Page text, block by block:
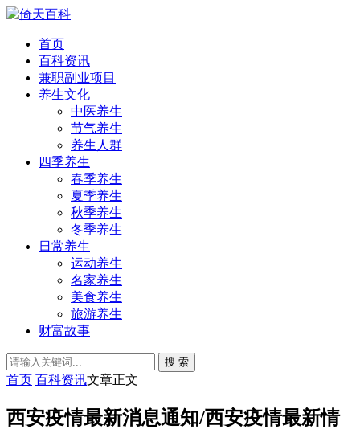
首页
百科资讯
兼职副业项目
养生文化
中医养生
节气养生
养生人群
四季养生
春季养生
夏季养生
秋季养生
冬季养生
日常养生
运动养生
名家养生
美食养生
旅游养生
财富故事
搜 索
首页 百科资讯文章正文
西安疫情最新消息通知/西安疫情最新情